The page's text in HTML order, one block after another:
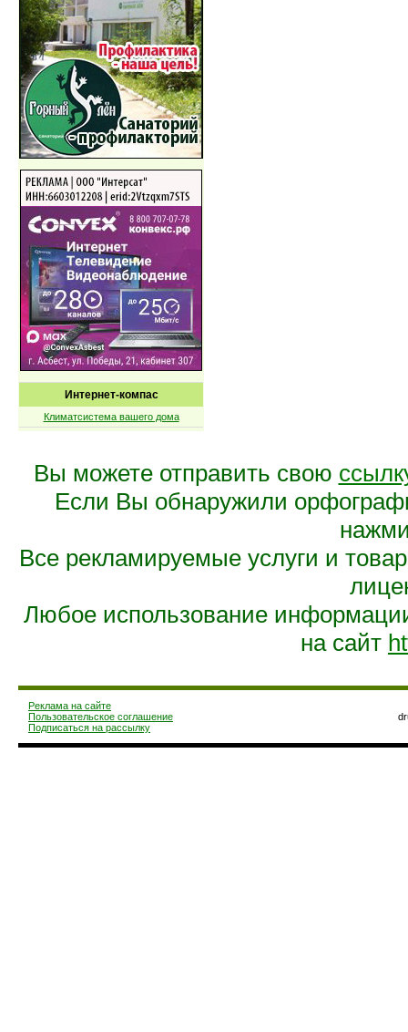
Интернет-компас
Климатсистема вашего дома
Вы можете отправить свою
Если Вы обнаружили
Все рекламируемые услуги и
Любое использование
на сайт
Реклама на сайте
Пользовательское соглашение
Подписаться на рассылку